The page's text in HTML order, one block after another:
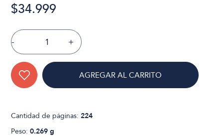
$34.999
- +
AGREGAR AL CARRITO
Cantidad de páginas:224
Peso:0.269 g